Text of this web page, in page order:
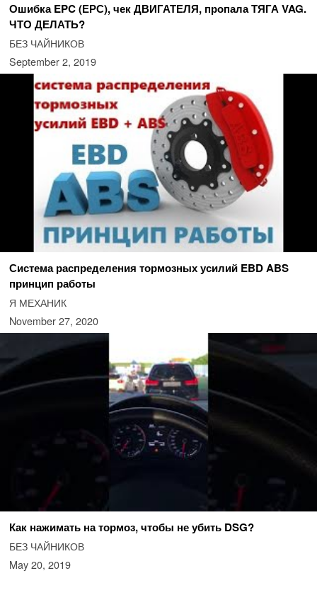
Ошибка EPC (ЕРС), чек ДВИГАТЕЛЯ, пропала ТЯГА VAG.
ЧТО ДЕЛАТЬ?
БЕЗ ЧАЙНИКОВ
September 2, 2019
Система распределения тормозных усилий EBD ABS
принцип работы
Я МЕХАНИК
November 27, 2020
Как нажимать на тормоз, чтобы не убить DSG?
БЕЗ ЧАЙНИКОВ
May 20, 2019